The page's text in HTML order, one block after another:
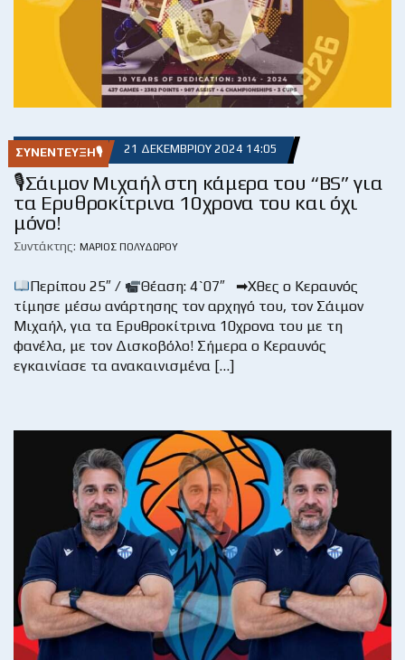
ΣΥΝΈΝΤΕΥΞΗ🎙 21 ΔΕΚΕΜΒΡΊΟΥ 2024 14:05
🎙Σάιμον Μιχαήλ στη κάμερα του “BS” για
τα Ερυθροκίτρινα 10χρονα του και όχι
μόνο!
Συντάκτης: ΜΆΡΙΟΣ ΠΟΛΥΔΏΡΟΥ
Περίπου 25″ /
Θέαση: 4`07″ ➡Χθες ο Κεραυνός
τίμησε μέσω ανάρτησης τον αρχηγό του, τον Σάιμον
Μιχαήλ, για τα Ερυθροκίτρινα 10χρονα του με τη
φανέλα, με τον Δισκοβόλο! Σήμερα ο Κεραυνός
εγκαινίασε τα ανακαινισμένα […]